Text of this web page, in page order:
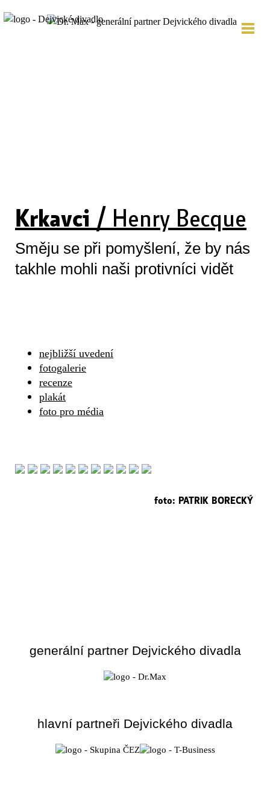
Krkavci / Henry Becque
Směju se při pomyšlení, že by nás
takhle mohli naši protivníci vidět
nejbližší uvedení
fotogalerie
recenze
plakát
foto pro média
foto: PATRIK BORECKÝ
generální partner Dejvického divadla
hlavní partneři Dejvického divadla